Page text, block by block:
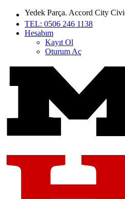
Yedek Parça. Accord City Civic
TEL: 0506 246 1138
Hesabım
Kayıt Ol
Oturum Aç